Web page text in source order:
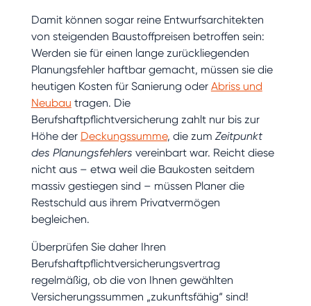
Damit können sogar reine Entwurfsarchitekten
von steigenden Baustoffpreisen betroffen sein:
Werden sie für einen lange zurückliegenden
Planungsfehler haftbar gemacht, müssen sie die
heutigen Kosten für Sanierung oder Abriss und
Neubau tragen. Die
Berufshaftpflichtversicherung zahlt nur bis zur
Höhe der Deckungssumme, die zum Zeitpunkt
des Planungsfehlers vereinbart war. Reicht diese
nicht aus – etwa weil die Baukosten seitdem
massiv gestiegen sind – müssen Planer die
Restschuld aus ihrem Privatvermögen
begleichen.
Überprüfen Sie daher Ihren
Berufshaftpflichtversicherungsvertrag
regelmäßig, ob die von Ihnen gewählten
Versicherungssummen „zukunftsfähig“ sind!